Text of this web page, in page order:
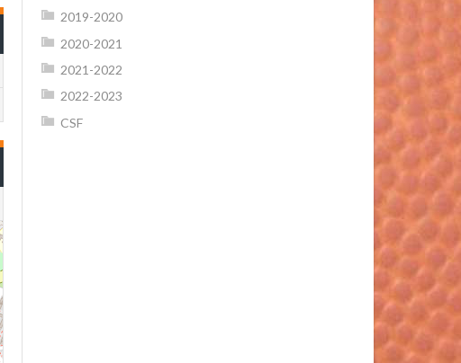
2019-2020
2020-2021
2021-2022
2022-2023
CSF